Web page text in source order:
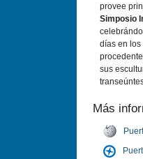
provee
Simposio
días en los
sus
Más